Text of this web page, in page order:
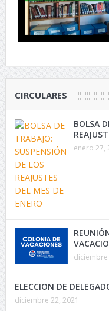
CIRCULARES
BOLSA
enero 27,
diciembre
ELECCION DE
diciembre 22, 2021